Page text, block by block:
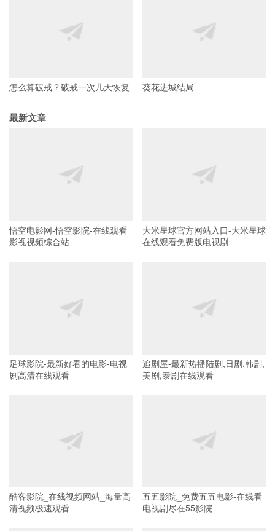
怎么算破戒？破戒一次几天恢复 葵花进城结局
最新文章
悟空电影网-悟空影院-在线观看
影视视频综合站
大米星球官方网站入口-大米星球
在线观看免费版电视剧
足球影院-最新好看的电影-电视
剧高清在线观看
追剧屋-最新热播陆剧,日剧,韩剧,
美剧,泰剧在线观看
酷客影院_在线视频网站_海量高
清视频极速观看
五五影院_免费五五电影-在线看
电视剧尽在55影院